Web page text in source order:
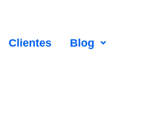
Clientes Blog